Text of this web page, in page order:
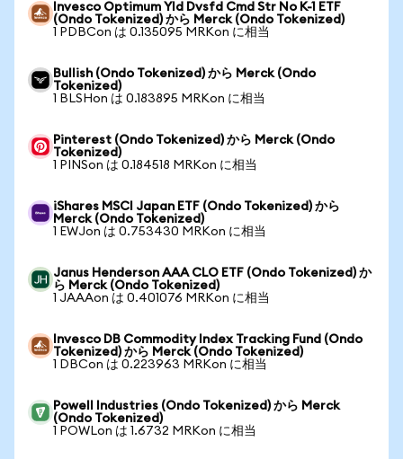
Invesco Optimum Yld Dvsfd Cmd Str No K-1 ETF
(Ondo Tokenized) から Merck (Ondo Tokenized)
1 PDBCon は 0.135095 MRKon に相当
Bullish (Ondo Tokenized) から Merck (Ondo
Tokenized)
1 BLSHon は 0.183895 MRKon に相当
Pinterest (Ondo Tokenized) から Merck (Ondo
Tokenized)
1 PINSon は 0.184518 MRKon に相当
iShares MSCI Japan ETF (Ondo Tokenized) から
Merck (Ondo Tokenized)
1 EWJon は 0.753430 MRKon に相当
Janus Henderson AAA CLO ETF (Ondo Tokenized) か
ら Merck (Ondo Tokenized)
1 JAAAon は 0.401076 MRKon に相当
Invesco DB Commodity Index Tracking Fund (Ondo
Tokenized) から Merck (Ondo Tokenized)
1 DBCon は 0.223963 MRKon に相当
Powell Industries (Ondo Tokenized) から Merck
(Ondo Tokenized)
1 POWLon は 1.6732 MRKon に相当